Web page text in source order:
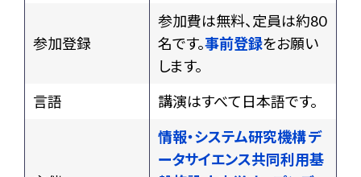
参加登録
参加費は無料、定員は約80
名です。事前登録をお願い
します。
言語
講演はすべて日本語です。
情報・システム研究機構 デ
ータサイエンス共同利用基